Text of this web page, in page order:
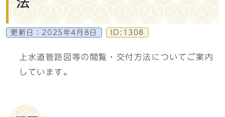
更新日： 2025年4月8日 ID:1308
上水道管路図等の閲覧・交付方法についてご案内
しています。